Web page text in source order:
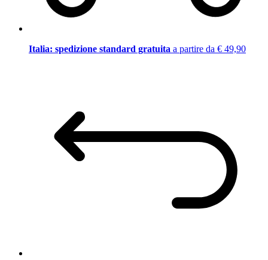
Italia: spedizione standard gratuita a partire da € 49,90